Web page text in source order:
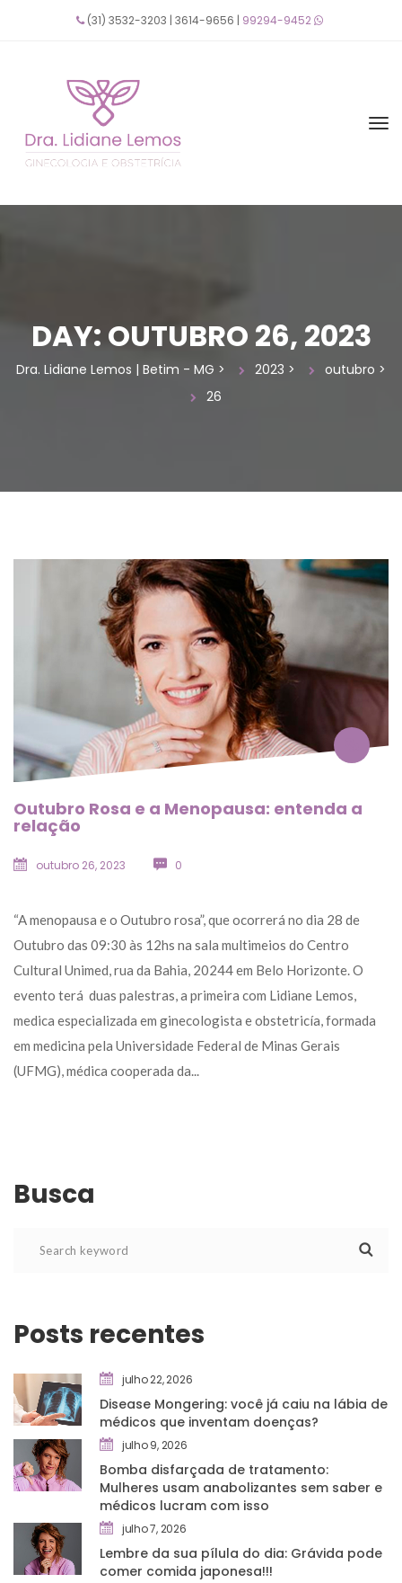
(31) 3532-3203 | 3614-9656 | 99294-9452
DAY: OUTUBRO 26, 2023
Dra. Lidiane Lemos | Betim - MG > 2023 > outubro >
26
Outubro Rosa e a Menopausa: entenda a
relação
outubro 26, 2023 0
“A menopausa e o Outubro rosa”, que ocorrerá no dia 28 de
Outubro das 09:30 às 12hs na sala multimeios do Centro
Cultural Unimed, rua da Bahia, 20244 em Belo Horizonte. O
evento terá duas palestras, a primeira com Lidiane Lemos,
medica especializada em ginecologista e obstetricía, formada
em medicina pela Universidade Federal de Minas Gerais
(UFMG), médica cooperada da...
Busca
Posts recente
julho 22, 2026
Disease Mongering: você já caiu na lábia de
médicos que inventam doenças?
julho 9, 2026
Bomba disfarçada de tratamento:
Mulheres usam anabolizantes sem saber e
médicos lucram com isso
julho 7, 2026
Lembre da sua pílula do dia: Grávida pode
comer comida japonesa!!!